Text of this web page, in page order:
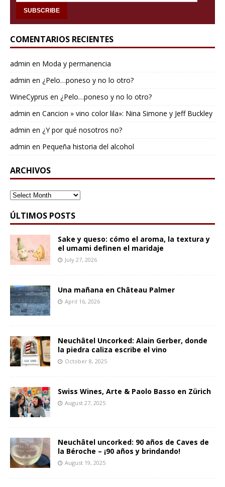
COMENTARIOS RECIENTES
admin en Moda y permanencia
admin en ¿Pelo…poneso y no lo otro?
WineCyprus en ¿Pelo…poneso y no lo otro?
admin en Cancion » vino color lila»: Nina Simone y Jeff Buckley
admin en ¿Y por qué nosotros no?
admin en Pequeña historia del alcohol
ARCHIVOS
ARCHIVOS
ÚLTIMOS POSTS
Sake y queso: cómo el aroma, la textura y
el umami definen el maridaje
July 27, 2026
Una mañana en Château Palmer
April 16, 2026
Neuchâtel Uncorked: Alain Gerber, donde
la piedra caliza escribe el vino
October 8, 2025
Swiss Wines, Arte & Paolo Basso en Zürich
August 27, 2025
Neuchâtel uncorked: 90 años de Caves de
la Béroche – ¡90 años y brindando!
August 19, 2025